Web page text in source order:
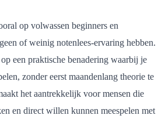
op volwassen beginners en
of weinig notenlees-ervaring hebben.
een praktische benadering waarbij je
zonder eerst maandenlang theorie te
het aantrekkelijk voor mensen die
en direct willen kunnen meespelen met